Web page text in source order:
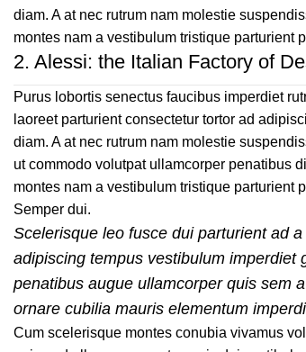
diam. A at nec rutrum nam molestie
montes nam a vestibulum tristique parturient
2. Alessi: the Italian Factory of
Purus lobortis senectus faucibus imperdiet
laoreet parturient consectetur tortor ad
diam. A at nec rutrum nam molestie
ut commodo volutpat ullamcorper penatibus
montes nam a vestibulum tristique parturient
Semper dui.
Scelerisque leo fusce dui parturient ad
adipiscing tempus vestibulum imperdiet
penatibus augue ullamcorper quis sem
ornare cubilia mauris elementum
Cum scelerisque montes conubia vivamus